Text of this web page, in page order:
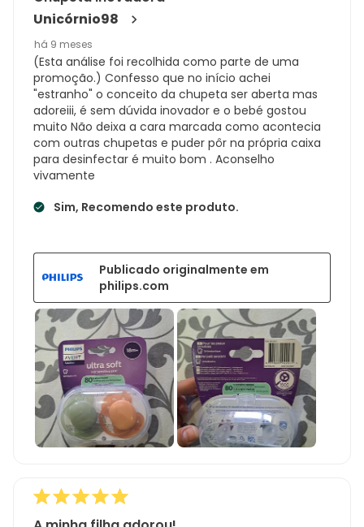
Unicórnio98
há 9 meses
(Esta análise foi recolhida como parte de uma
promoção.) Confesso que no início achei
"estranho" o conceito da chupeta ser aberta mas
adoreiii, é sem dúvida inovador e o bebé gostou
muito Não deixa a cara marcada como acontecia
com outras chupetas e puder pôr na própria caixa
para desinfectar é muito bom . Aconselho
vivamente
Sim, Recomendo este produto.
Publicado originalmente em
philips.com